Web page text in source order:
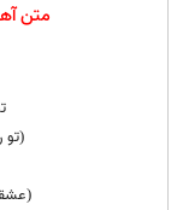
متن
(تو